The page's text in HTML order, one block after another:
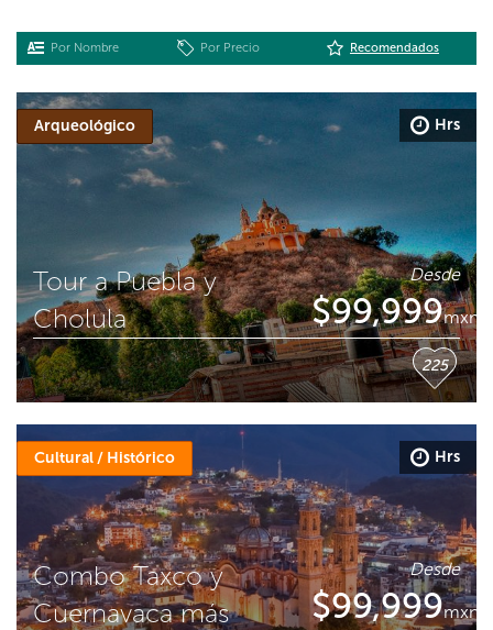
Por Nombre Por Precio Recomendados
Arqueológico Hrs
Tour a Puebla y
Cholula
Desde
$99,999mxn
225
Cultural / Histórico Hrs
Combo Taxco y
Cuernavaca más
Desde
$99,999mxn